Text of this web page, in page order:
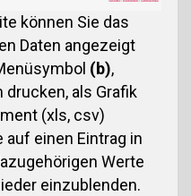
können Sie das
Daten angezeigt
(b),
drucken, als Grafik
(xls, csv)
auf einen Eintrag in
Werte
einzublenden.